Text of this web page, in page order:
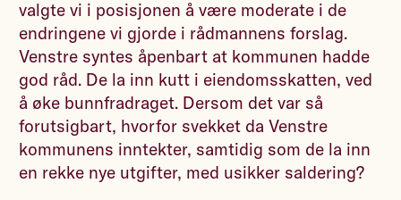
valgte vi i posisjonen å være moderate i de
endringene vi gjorde i rådmannens forslag.
Venstre syntes åpenbart at kommunen hadde
god råd. De la inn kutt i eiendomsskatten, ved
å øke bunnfradraget. Dersom det var så
forutsigbart, hvorfor svekket da Venstre
kommunens inntekter, samtidig som de la inn
en rekke nye utgifter, med usikker saldering?